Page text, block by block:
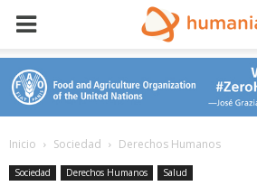
Inicio Sociedad Derechos Humanos
Sociedad Derechos Humanos Salud